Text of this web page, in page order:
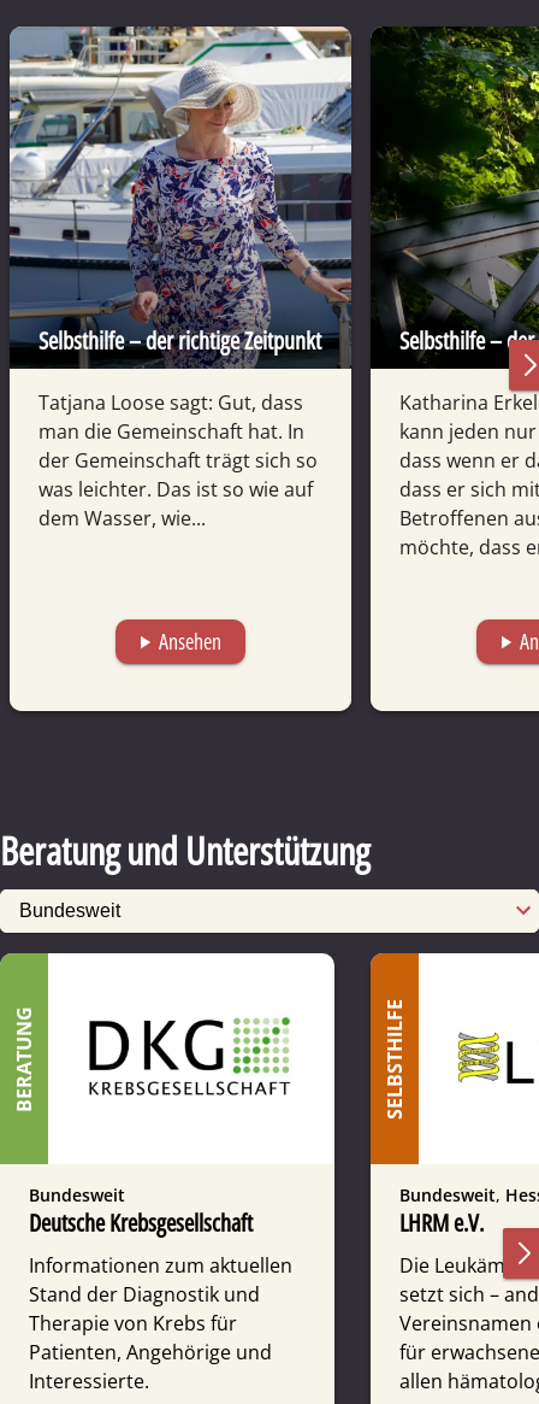
Selbsthilfe – der richtige Zeitpunkt
Tatjana Loose sagt: Gut, dass
man die Gemeinschaft hat. In
der Gemeinschaft trägt sich so
was leichter. Das ist so wie auf
dem Wasser, wie...
play_arrow Ansehen
Selbsthilfe –
Katharina
kann jeden
dass wenn er
dass er sich
Betroffenen
möchte, dass
play_arrow
Beratung und Unterstützung
BERATUNG
Bundesweit
Deutsche Krebsgesellschaft
Informationen zum aktuellen
Stand der Diagnostik und
Therapie von Krebs für
Patienten, Angehörige und
Interessierte.
SELBSTHILFE
Bundesweit,
LHRM e.V.
Die
setzt sich –
Vereins­namen
für
allen